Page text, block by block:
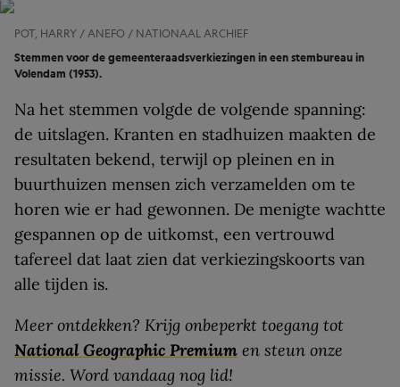
POT, HARRY / ANEFO / NATIONAAL ARCHIEF
Stemmen voor de gemeenteraadsverkiezingen in een stembureau in
Volendam (1953).
Na het stemmen volgde de volgende spanning:
de uitslagen. Kranten en stadhuizen maakten de
resultaten bekend, terwijl op pleinen en in
buurthuizen mensen zich verzamelden om te
horen wie er had gewonnen. De menigte wachtte
gespannen op de uitkomst, een vertrouwd
tafereel dat laat zien dat verkiezingskoorts van
alle tijden is.
Meer ontdekken? Krijg onbeperkt toegang tot
National Geographic Premium en steun onze
missie. Word vandaag nog lid!